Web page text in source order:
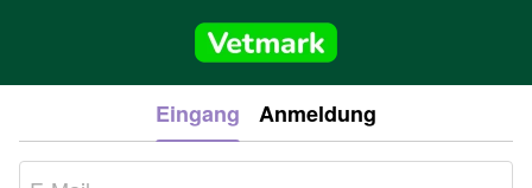
Eingang Anmeldung